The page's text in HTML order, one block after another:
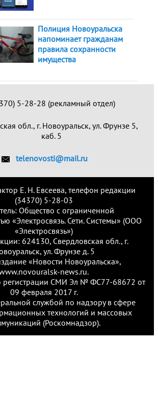
Полиция Новоуральска
напоминает гражданам
правила сохранности
имущества
5-28-28 (рекламный отдел)
обл., г. Новоуральск, ул. Фрунзе 5,
каб. 5
telenovosti@mail.ru
Е. Н. Евсеева, телефон редакции
(34370) 5-28-03
Общество с ограниченной
«Электросвязь. Сети. Системы» (ООО
«Электросвязь»)
624130, Свердловская обл., г.
ул. Фрунзе д. 5
«Новости Новоуральска»,
news.ru.
регистрации СМИ Эл № ФС77-68672 от
09 февраля 2017 г.
службой по надзору в сфере
технологий и массовых
(Роскомнадзор).